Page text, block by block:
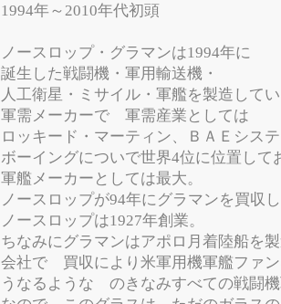
1994年～2010年代初頭
ノースロップ・グラマンは1994年に
誕生した戦闘機・軍用輸送機・
人工衛星・ミサイル・軍艦を製造して
軍需メーカーで 軍需産業としては
ロッキード・マーティン、ＢＡＥシス
ボーイングについで世界4位に位置して
軍艦メーカーとしては最大。
ノースロップが94年にグラマンを買収
ノースロップは1927年創業。
ちなみにグラマンはアポロ月着陸船を
会社で 買収により米軍用機軍艦ファ
うなるような のきなみすべての戦闘